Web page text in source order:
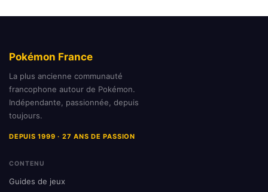
Pokémon France
La plus ancienne communauté
francophone autour de Pokémon.
Indépendante, passionnée, depuis
toujours.
DEPUIS 1999 · 27 ANS DE PASSION
CONTENU
Guides de jeux